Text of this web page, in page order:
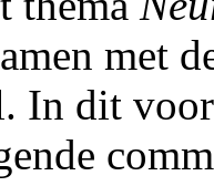
met
In dit